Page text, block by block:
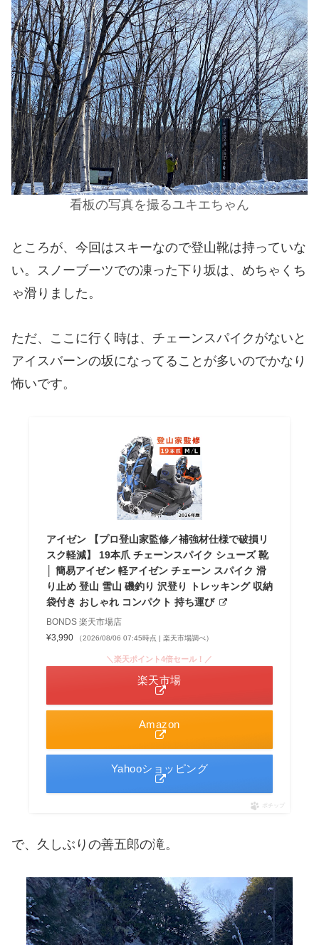
看板の写真を撮るユキエちゃん
ところが、今回はスキーなので登山靴は持っていな
い。スノーブーツでの凍った下り坂は、めちゃくち
ゃ滑りました。
ただ、ここに行く時は、チェーンスパイクがないと
アイスバーンの坂になってることが多いのでかなり
怖いです。
アイゼン 【プロ登山家監修／補強材仕様で破損リ
スク軽減】 19本爪 チェーンスパイク シューズ 靴
│ 簡易アイゼン 軽アイゼン チェーン スパイク 滑
り止め 登山 雪山 磯釣り 沢登り トレッキング 収納
袋付き おしゃれ コンパクト 持ち運び
BONDS 楽天市場店
¥3,990
（2026/08/06 07:45時点 | 楽天市場調べ）
Amazon
＼楽天ポイント4倍セール！／
楽天市場
Yahooショッピング
ポチップ
で、久しぶりの善五郎の滝。